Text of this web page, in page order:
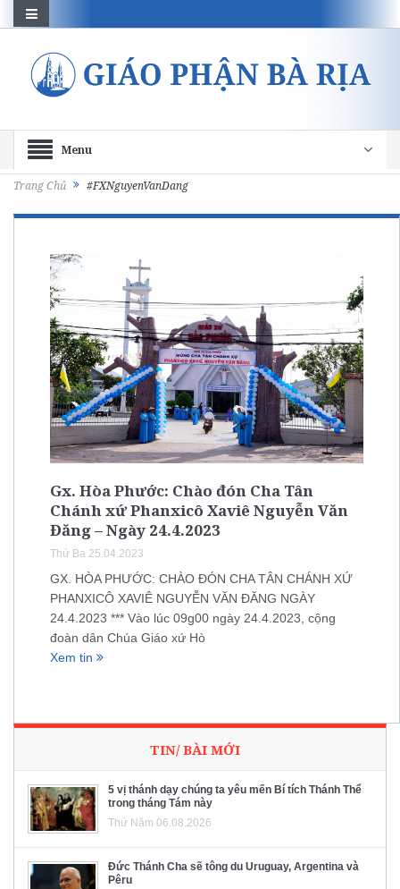
Menu
Trang Chủ #FXNguyenVanDang
Gx. Hòa Phước: Chào đón Cha Tân
Chánh xứ Phanxicô Xaviê Nguyễn Văn
Đăng – Ngày 24.4.2023
Thứ Ba 25.04.2023
GX. HÒA PHƯỚC: CHÀO ĐÓN CHA TÂN CHÁNH XỨ
PHANXICÔ XAVIÊ NGUYỄN VĂN ĐĂNG NGÀY
24.4.2023 *** Vào lúc 09g00 ngày 24.4.2023, cộng
đoàn dân Chúa Giáo xứ Hò
Xem tin
TIN/ BÀI MỚI
5 vị thánh dạy chúng ta yêu mến Bí tích Thánh Thể
trong tháng Tám này
Thứ Năm 06.08.2026
Đức Thánh Cha sẽ tông du Uruguay, Argentina và
Pêru